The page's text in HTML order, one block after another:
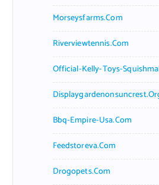
Morseysfarms.com
Riverviewtennis.com
Official-Kelly-Toys-
Bbq-Empire-Usa.com
Feedstoreva.com
Drogopets.com